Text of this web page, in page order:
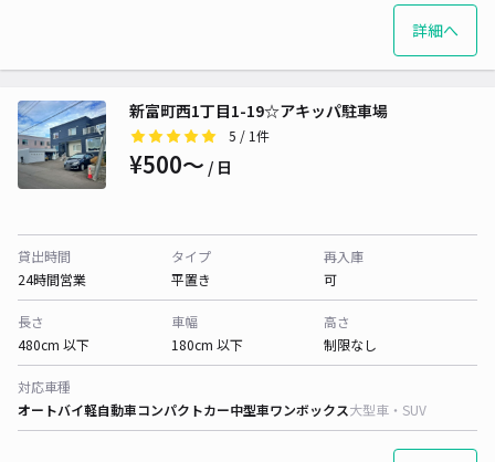
詳細へ
新富町西1丁目1-19☆アキッパ駐車場
5 / 1件
¥500〜 / 日
貸出時間
24時間営業
タイプ
平置き
再入庫
可
長さ
480cm 以下
車幅
180cm 以下
高さ
制限なし
対応車種
オートバイ軽自動車コンパクトカー中型車ワンボックス大型車・SUV